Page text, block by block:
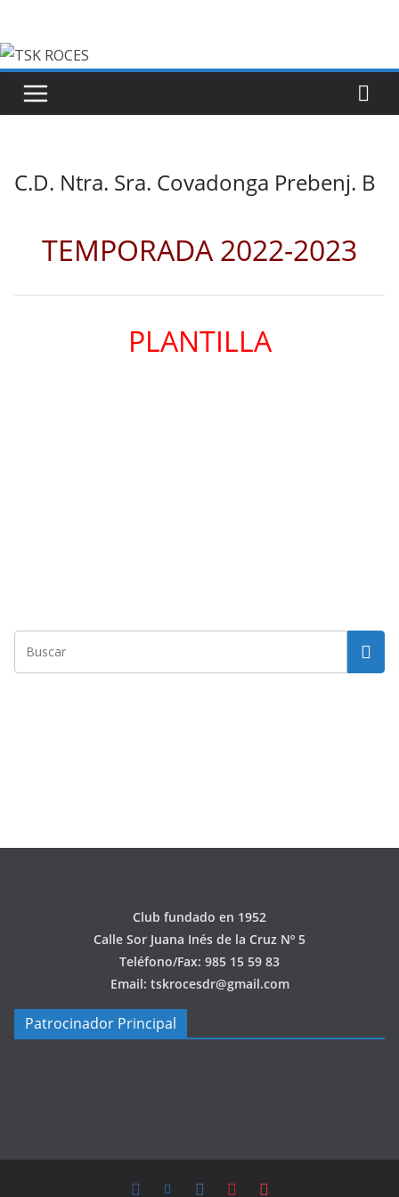
contenido
C.D. Ntra. Sra. Covadonga Prebenj. B
TEMPORADA 2022-2023
PLANTILLA
Club fundado en 1952
Calle Sor Juana Inés de la Cruz Nº 5
Teléfono/Fax: 985 15 59 83
Email: tskrocesdr@gmail.com
Patrocinador Principal